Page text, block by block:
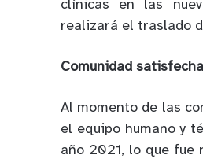
clínicas en las
realizará el traslado
Comunidad satisfecha
Al momento de las
el equipo humano y
año 2021, lo que fue